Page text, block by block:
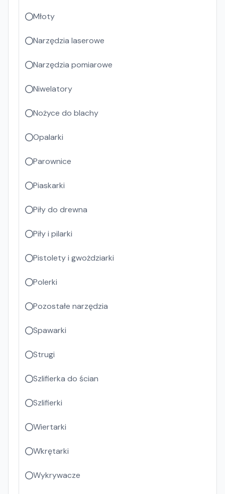
Młoty
Narzędzia laserowe
Narzędzia pomiarowe
Niwelatory
Nożyce do blachy
Opalarki
Parownice
Piaskarki
Piły do drewna
Piły i pilarki
Pistolety i gwożdziarki
Polerki
Pozostałe narzędzia
Spawarki
Strugi
Szlifierka do ścian
Szlifierki
Wiertarki
Wkrętarki
Wykrywacze